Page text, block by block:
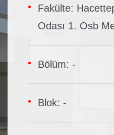
Fakülte:
Odası 1. Osb
Bölüm: -
Blok: -